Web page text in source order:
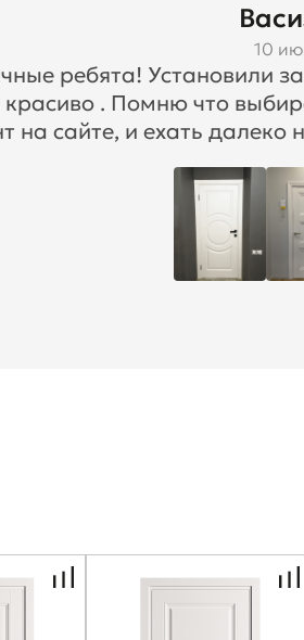
10
ребята! Установили за
. Помню что
на сайте, и ехать